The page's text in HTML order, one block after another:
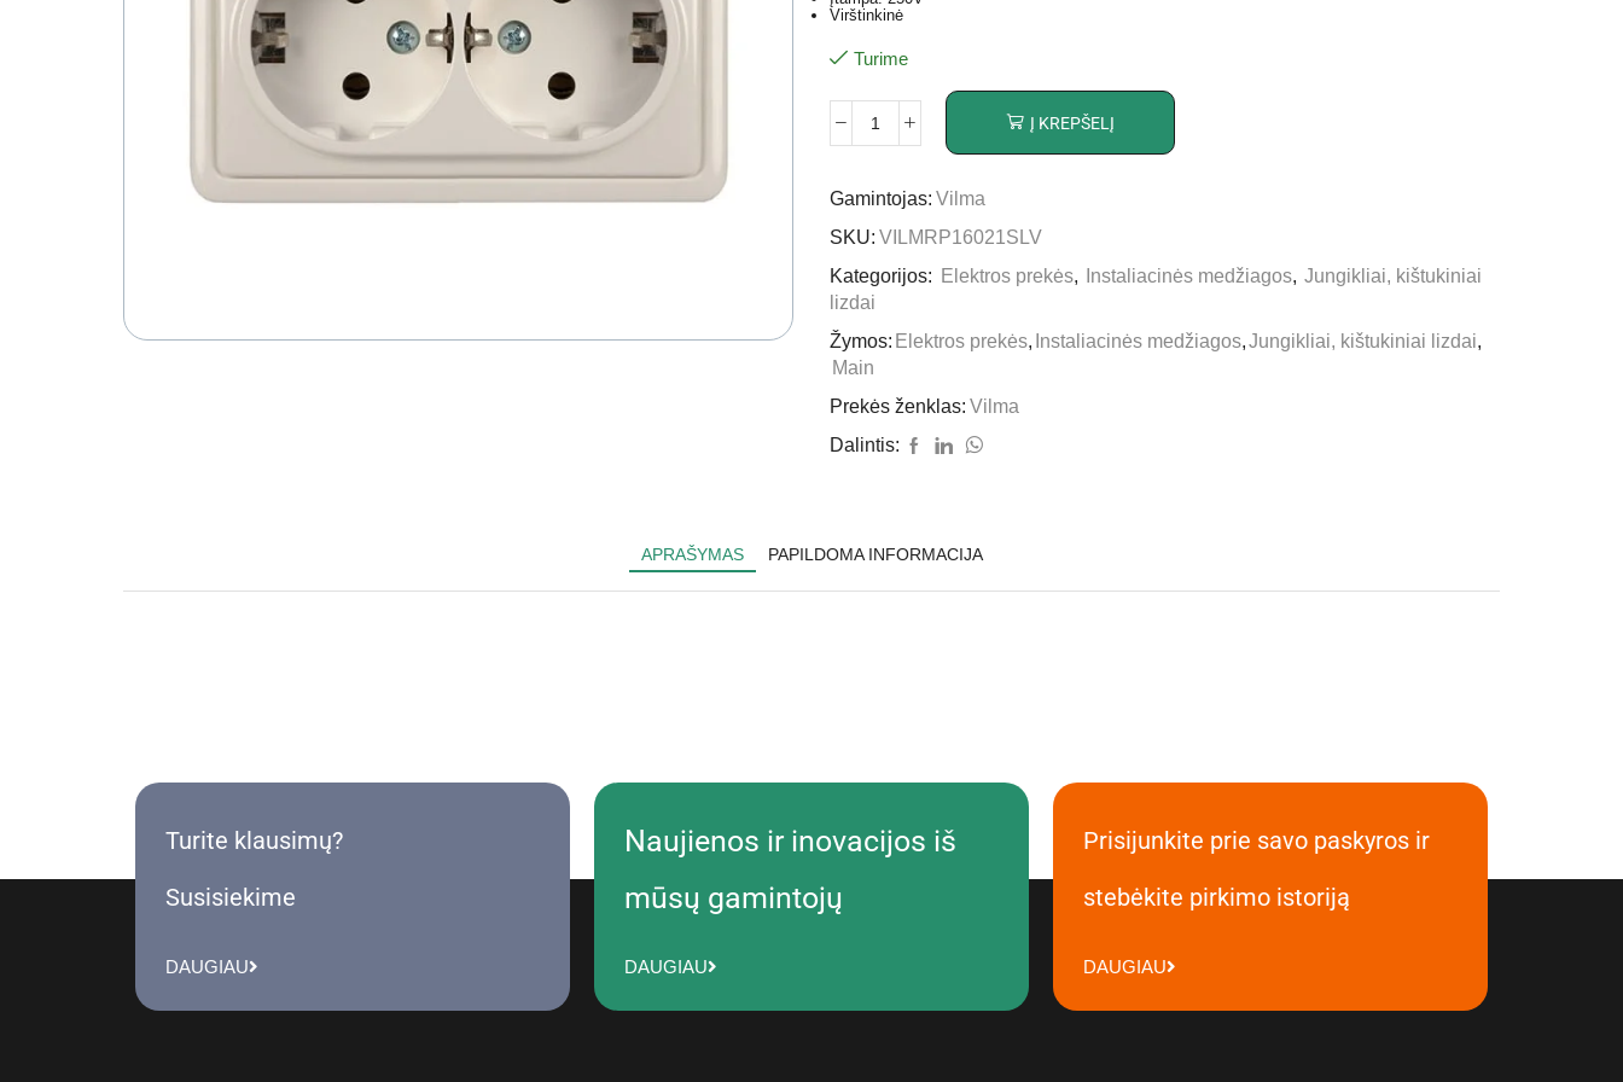
Virštinkinė
Turime
Į KREPŠELĮ
Gamintojas: Vilma
SKU: VILMRP16021SLV
Kategorijos:
Elektros prekės, Instaliacinės medžiagos, Jungikliai, kištukiniai
lizdai
Žymos: Elektros prekės, Instaliacinės medžiagos,Jungikliai, kištukiniai lizdai,
Main
Prekės ženklas: Vilma
Dalintis:
APRAŠYMAS PAPILDOMA INFORMACIJA
Turite klausimų?
Susisiekime
DAUGIAU
Naujienos ir inovacijos iš
mūsų gamintojų
DAUGIAU
Prisijunkite prie savo paskyros ir
stebėkite pirkimo istoriją
DAUGIAU